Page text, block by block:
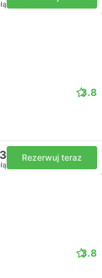
3.8
Rezerwuj teraz
3.8